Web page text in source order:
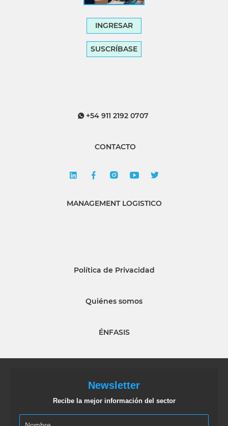
INGRESAR
SUSCRÍBASE
+54 911 2192 0707
CONTACTO
MANAGEMENT LOGISTICO
Política de Privacidad
Quiénes somos
ÉNFASIS
Newsletter
Recibe la mejor información del sector